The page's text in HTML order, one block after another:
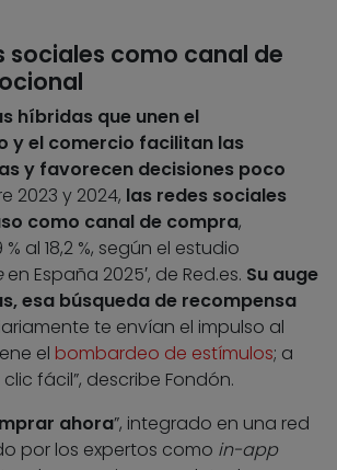
sociales como canal de
híbridas que unen el
y el comercio facilitan las
y favorecen decisiones poco
2023 y 2024, las redes sociales
como canal de compra,
al 18,2 %, según el estudio
en España 2025′, de Red.es. Su auge
esa búsqueda de recompensa
te envían el impulso al
el bombardeo de estímulos; a
fácil”, describe Fondón.
ahora”, integrado en una red
por los expertos como in-app